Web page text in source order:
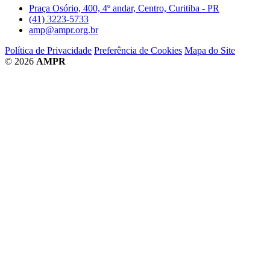
Praça Osório, 400, 4º andar, Centro, Curitiba - PR
(41) 3223-5733
amp@ampr.org.br
Política de Privacidade Preferência de Cookies Mapa do Site
© 2026 AMPR